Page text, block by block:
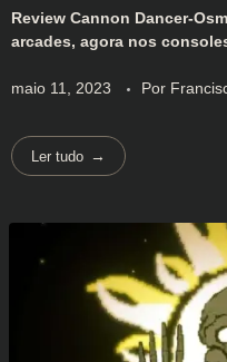
Review Cannon Dancer-
arcades, agora nos
maio 11, 2023 Por
Ler tudo